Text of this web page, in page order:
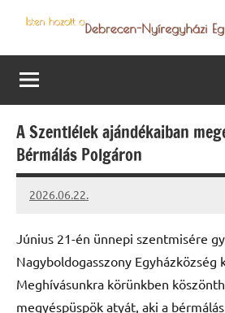
content
Debrecen-
Nyíregyházi
Egyházmegye
programjai
A Szentlélek ajándékaiban
Bérmálás Polgáron
2026.06.22.
Leiszt
Június 21-én ünnepi szentmisére
Nagyboldogasszony Egyházközség
Meghívásunkra körünkben
megyéspüspök atyát, aki a